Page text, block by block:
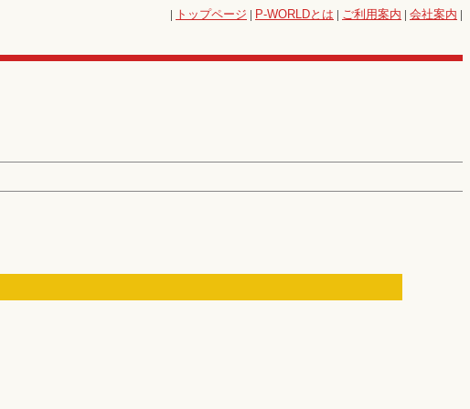
| トップページ | P-WORLDとは | ご利用案内 | 会社案内 |